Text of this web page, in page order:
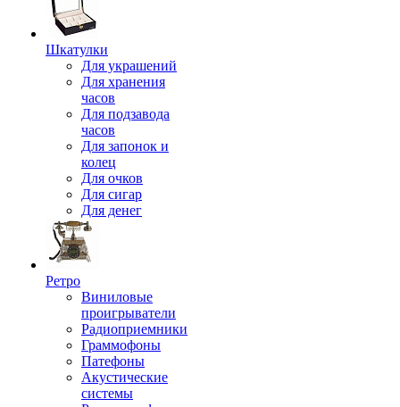
Шкатулки
Для украшений
Для хранения
часов
Для подзавода
часов
Для запонок и
колец
Для очков
Для сигар
Для денег
Ретро
Виниловые
проигрыватели
Радиоприемники
Граммофоны
Патефоны
Акустические
системы